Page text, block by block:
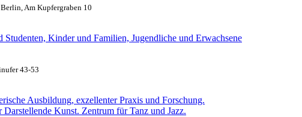
Berlin, Am Kupfergraben 10
Kinder und Familien, Jugendliche und Erwachsene
43-53
Ausbildung, exzellenter Praxis und Forschung.
Kunst. Zentrum für Tanz und Jazz.